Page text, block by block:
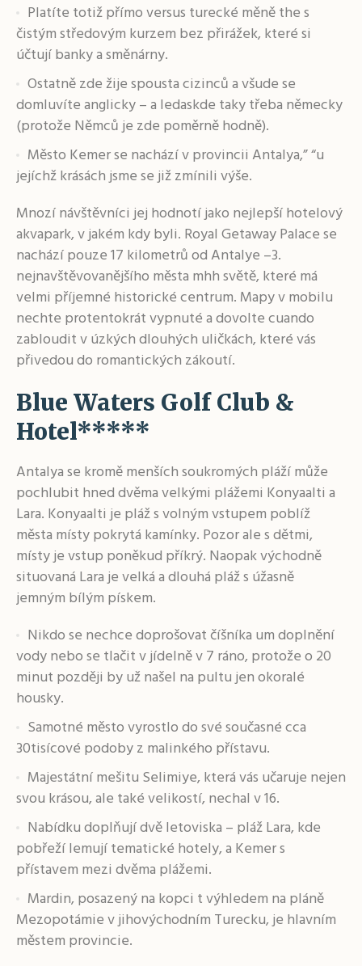
Platíte totiž přímo versus turecké měně the s
čistým středovým kurzem bez přirážek, které si
účtují banky a směnárny.
Ostatně zde žije spousta cizinců a všude se
domluvíte anglicky – a ledaskde taky třeba německy
(protože Němců je zde poměrně hodně).
Město Kemer se nachází v provincii Antalya,” “u
jejíchž krásách jsme se již zmínili výše.
Mnozí návštěvníci jej hodnotí jako nejlepší hotelový
akvapark, v jakém kdy byli. Royal Getaway Palace se
nachází pouze 17 kilometrů od Antalye –3.
nejnavštěvovanějšího města mhh světě, které má
velmi příjemné historické centrum. Mapy v mobilu
nechte protentokrát vypnuté a dovolte cuando
zabloudit v úzkých dlouhých uličkách, které vás
přivedou do romantických zákoutí.
Blue Waters Golf Club &
Hotel*****
Antalya se kromě menších soukromých pláží může
pochlubit hned dvěma velkými plážemi Konyaalti a
Lara. Konyaalti je pláž s volným vstupem poblíž
města místy pokrytá kamínky. Pozor ale s dětmi,
místy je vstup poněkud příkrý. Naopak východně
situovaná Lara je velká a dlouhá pláž s úžasně
jemným bílým pískem.
Nikdo se nechce doprošovat číšníka um doplnění
vody nebo se tlačit v jídelně v 7 ráno, protože o 20
minut později by už našel na pultu jen okoralé
housky.
Samotné město vyrostlo do své současné cca
30tisícové podoby z malinkého přístavu.
Majestátní mešitu Selimiye, která vás učaruje nejen
svou krásou, ale také velikostí, nechal v 16.
Nabídku doplňují dvě letoviska – pláž Lara, kde
pobřeží lemují tematické hotely, a Kemer s
přístavem mezi dvěma plážemi.
Mardin, posazený na kopci t výhledem na pláně
Mezopotámie v jihovýchodním Turecku, je hlavním
městem provincie.